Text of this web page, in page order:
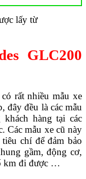
lấy từ
GLC200
rất nhiều mẫu xe
đây đều là các mẫu
hàng tại các
Các mẫu xe cũ này
chí để đảm bảo
gầm, động cơ,
km đi được …